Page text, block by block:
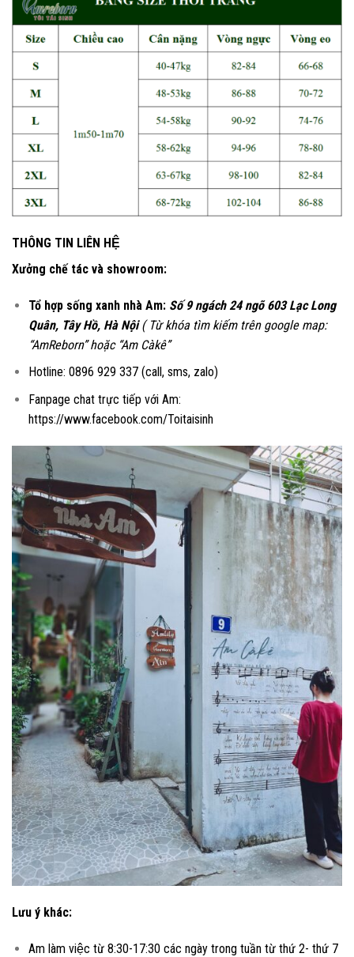
THÔNG TIN LIÊN HỆ
Xưởng chế tác và showroom:
Tổ hợp sống xanh nhà Am: Số 9 ngách 24 ngõ 603 Lạc Long
Quân, Tây Hồ, Hà Nội( Từ khóa tìm kiếm trên google map:
“AmReborn” hoặc “Am Càkê”
Hotline: 0896 929 337 (call, sms, zalo)
Fanpage chat trực tiếp với Am:
https://www.facebook.com/Toitaisinh
Lưu ý khác:
Am làm việc từ 8:30-17:30 các ngày trong tuần từ thứ 2- thứ 7